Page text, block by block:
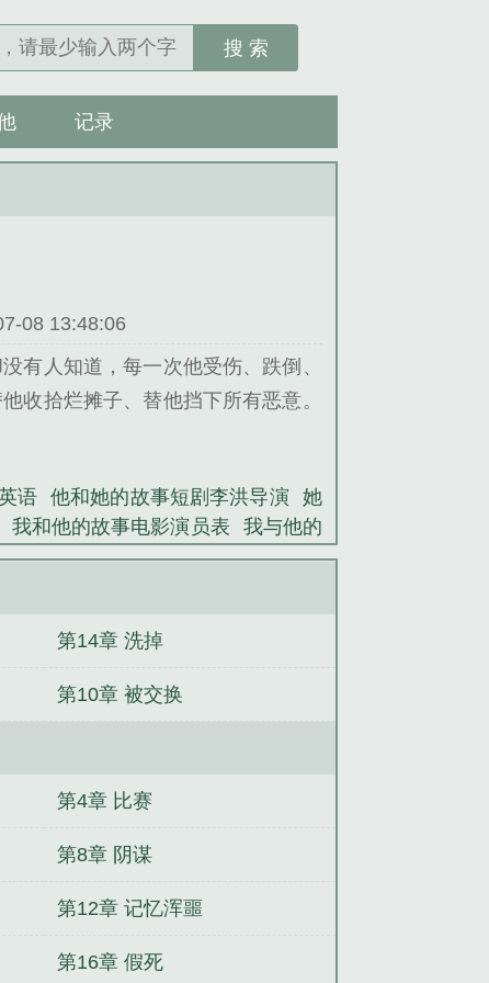
搜 索
记录
08 13:48:06
有人知道，每一次他受伤、跌倒、
拾烂摊子、替他挡下所有恶意。
所以甘愿站在他的身后。直到有一
语 他和她的故事短剧李洪导演
她
我和他的故事电影演员表
我与他的
我和他的故事的作文怎么写 他和他
校丑雌万人嫌，入梦日日被强宠
请保持疼痛 废物哨兵求生指南
第14章 洗掉
第10章 被交换
第4章 比赛
第8章 阴谋
第12章 记忆浑噩
第16章 假死